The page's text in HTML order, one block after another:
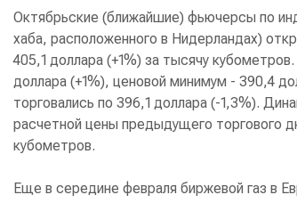
Октябрьские (ближайшие) фьючерсы по
хаба, расположенного в Нидерландах)
405,1 доллара (+1%) за тысячу
доллара (+1%), ценовой минимум - 390,4
торговались по 396,1 доллара (-1,3%).
расчетной цены предыдущего торгового
кубометров.
Еще в середине февраля биржевой газ в